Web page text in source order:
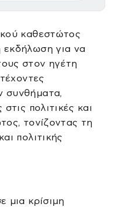
καθεστώτος
για να
στον ηγέτη
συνθήματα,
πολιτικές και
τονίζοντας τη
πολιτικής
μια κρίσιμη